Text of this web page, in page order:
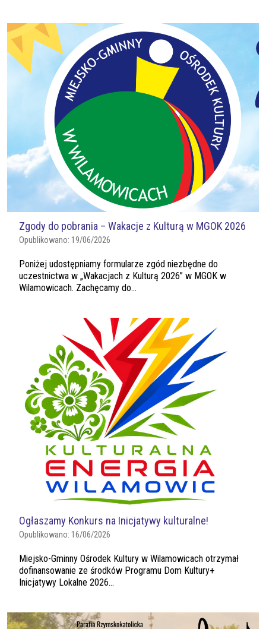
Zgody do pobrania – Wakacje z Kulturą w MGOK 2026
Opublikowano: 19/06/2026
Poniżej udostępniamy formularze zgód niezbędne do
uczestnictwa w „Wakacjach z Kulturą 2026” w MGOK w
Wilamowicach. Zachęcamy do...
Ogłaszamy Konkurs na Inicjatywy kulturalne!
Opublikowano: 16/06/2026
Miejsko-Gminny Ośrodek Kultury w Wilamowicach otrzymał
dofinansowanie ze środków Programu Dom Kultury+
Inicjatywy Lokalne 2026...